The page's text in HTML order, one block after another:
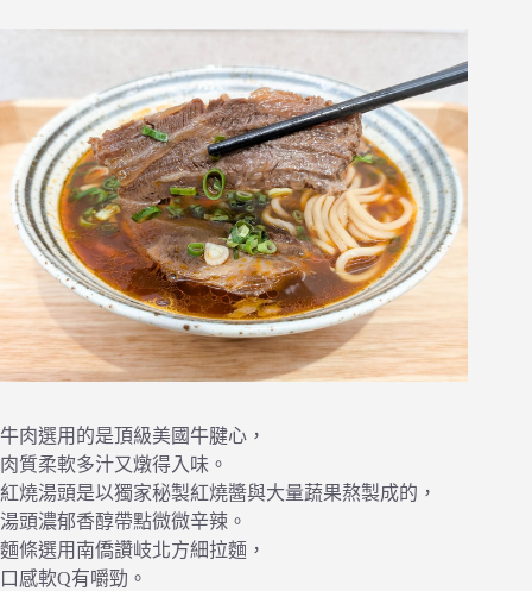
牛肉選用的是頂級美國牛腱心，
肉質柔軟多汁又燉得入味。
紅燒湯頭是以獨家秘製紅燒醬與大量蔬果熬製成的，
湯頭濃郁香醇帶點微微辛辣。
麵條選用南僑讚岐北方細拉麵，
口感軟Q有嚼勁。